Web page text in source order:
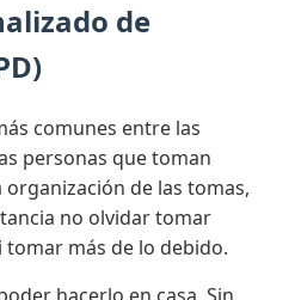
de
comunes entre las
personas que toman
de las tomas,
no olvidar tomar
más de lo debido.